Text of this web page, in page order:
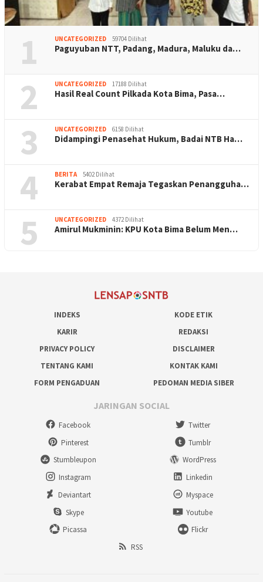
1 UNCATEGORIZED 59704 Dilihat
Paguyuban NTT, Padang, Madura, Maluku da…
2 UNCATEGORIZED 17188 Dilihat
Hasil Real Count Pilkada Kota Bima, Pasa…
3 UNCATEGORIZED 6158 Dilihat
Didampingi Penasehat Hukum, Badai NTB Ha…
4 BERITA 5402 Dilihat
Kerabat Empat Remaja Tegaskan Penangguha…
5 UNCATEGORIZED 4372 Dilihat
Amirul Mukminin: KPU Kota Bima Belum Men…
INDEKS
KODE ETIK
KARIR
REDAKSI
PRIVACY POLICY
DISCLAIMER
TENTANG KAMI
KONTAK KAMI
FORM PENGADUAN
PEDOMAN MEDIA SIBER
JARINGAN SOCIAL
Facebook
Twitter
Pinterest
Tumblr
Stumbleupon
WordPress
Instagram
Linkedin
Deviantart
Myspace
Skype
Youtube
Picassa
Flickr
RSS